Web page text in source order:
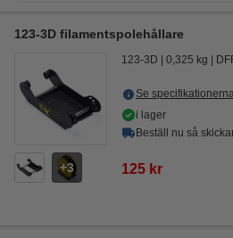
123-3D filamentspolehållare
3
123-3D 0,325 kg
Se
i lager
Beställ nu så
125 kr